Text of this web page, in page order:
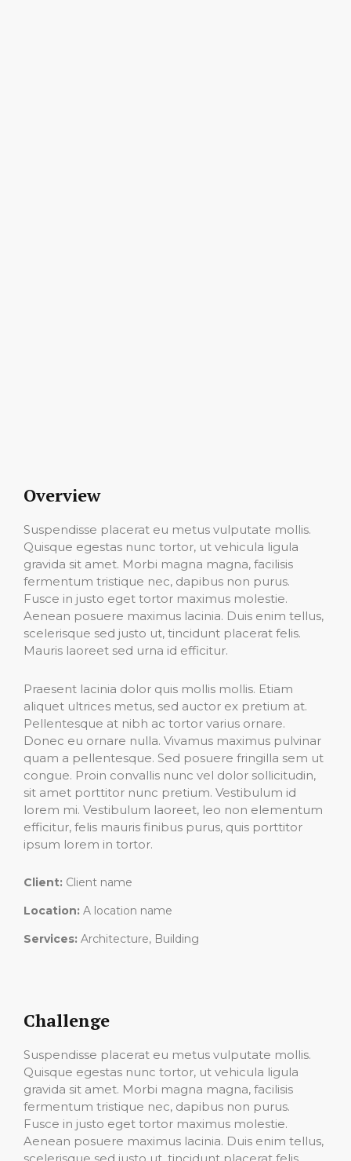
Overview
Suspendisse placerat eu metus vulputate mollis.
Quisque egestas nunc tortor, ut vehicula ligula
gravida sit amet. Morbi magna magna, facilisis
fermentum tristique nec, dapibus non purus.
Fusce in justo eget tortor maximus molestie.
Aenean posuere maximus lacinia. Duis enim tellus,
scelerisque sed justo ut, tincidunt placerat felis.
Mauris laoreet sed urna id efficitur.
Praesent lacinia dolor quis mollis mollis. Etiam
aliquet ultrices metus, sed auctor ex pretium at.
Pellentesque at nibh ac tortor varius ornare.
Donec eu ornare nulla. Vivamus maximus pulvinar
quam a pellentesque. Sed posuere fringilla sem ut
congue. Proin convallis nunc vel dolor sollicitudin,
sit amet porttitor nunc pretium. Vestibulum id
lorem mi. Vestibulum laoreet, leo non elementum
efficitur, felis mauris finibus purus, quis porttitor
ipsum lorem in tortor.
Client: Client name
Location: A location name
Services: Architecture, Building
Challenge
Suspendisse placerat eu metus vulputate mollis.
Quisque egestas nunc tortor, ut vehicula ligula
gravida sit amet. Morbi magna magna, facilisis
fermentum tristique nec, dapibus non purus.
Fusce in justo eget tortor maximus molestie.
Aenean posuere maximus lacinia. Duis enim tellus,